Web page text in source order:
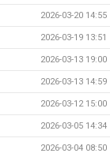
2026-03-20 14:55
2026-03-19 13:51
2026-03-13 19:00
2026-03-13 14:59
2026-03-12 15:00
2026-03-05 14:34
2026-03-04 08:50